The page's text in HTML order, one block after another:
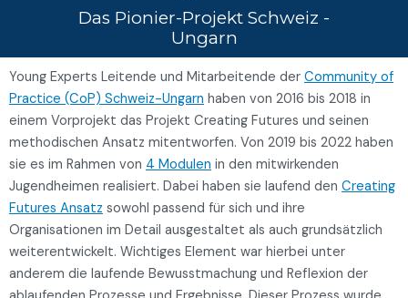
Das Pionier-Projekt Schweiz -
Ungarn
Young Experts Leitende und Mitarbeitende der Community of
Practice (CoP) Schweiz-Ungarn haben von 2016 bis 2018 in
einem Vorprojekt das Projekt Creating Futures und seinen
methodischen Ansatz mitentworfen. Von 2019 bis 2022 haben
sie es im Rahmen von 4 Modulen in den mitwirkenden
Jugendheimen realisiert. Dabei haben sie laufend den Creating
Futures Ansatz sowohl passend für sich und ihre
Organisationen im Detail ausgestaltet als auch grundsätzlich
weiterentwickelt. Wichtiges Element war hierbei unter
anderem die laufende Bewusstmachung und Reflexion der